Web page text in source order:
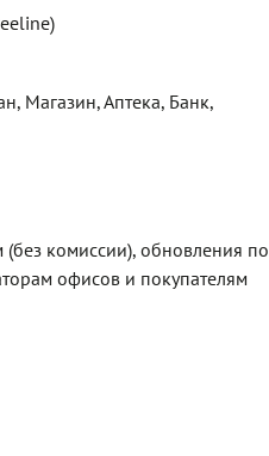
Магазин, Аптека, Банк,
комиссии), обновления по
офисов и покупателям